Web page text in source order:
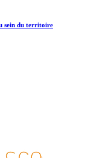
sein du territoire